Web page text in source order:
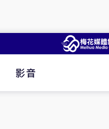
影音